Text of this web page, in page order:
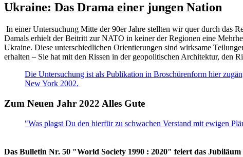
Ukraine: Das Drama einer jungen Nation
In einer Untersuchung Mitte der 90er Jahre stellten wir quer durch das
Damals erhielt der Beitritt zur NATO in keiner der Regionen eine
Ukraine. Diese unterschiedlichen Orientierungen sind wirksame
erhalten – Sie hat mit den Rissen in der geopolitischen Architektur, den
Die Untersuchung ist als Publikation in Broschürenform hier
New York 2002.
Zum Neuen Jahr 2022 Alles Gute
"Was plagst Du den hierfür zu schwachen Verstand mit ewigen
Das Bulletin Nr. 50 "World Society 1990 : 2020" feiert das